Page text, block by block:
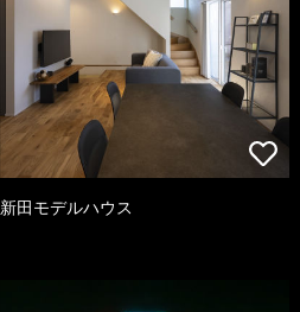
新田モデルハウス